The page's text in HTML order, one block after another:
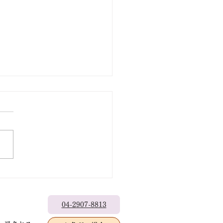
新盆参りがあるため休会し
/艸香雄道師
県藤岡市・西蓮寺住職・布
04-2907-8813